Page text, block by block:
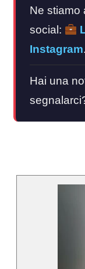
Ne stiamo
social:
Instagram.
Hai una